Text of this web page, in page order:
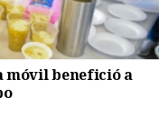
móvil benefició a